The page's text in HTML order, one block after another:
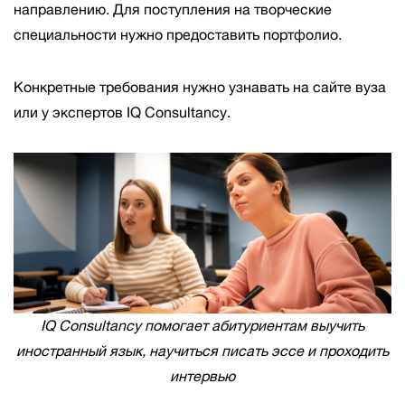
направлению. Для поступления на творческие
специальности нужно предоставить портфолио.
Конкретные требования нужно узнавать на сайте вуза
или у экспертов IQ Consultancy.
IQ Consultancy помогает абитуриентам выучить
иностранный язык, научиться писать эссе и проходить
интервью